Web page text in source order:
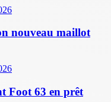
nouveau maillot
Foot 63 en prêt